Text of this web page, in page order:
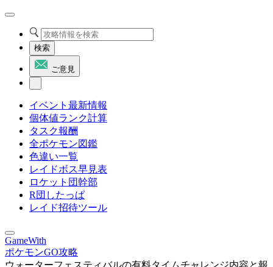
検索
ご意見
イベント最新情報
個体値ランク計算
タスク報酬
全ポケモン図鑑
色違い一覧
レイドボス早見表
ロケット団幹部
R団したっぱ
レイド招待ツール
GameWith
ポケモンGO攻略
ウォーターフェスティバルの有料タイムチャレンジ内容と報